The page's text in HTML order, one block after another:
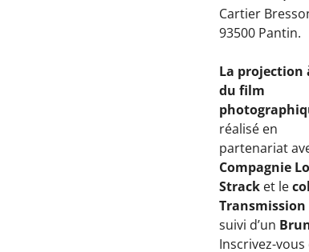
Cartier
93500 Pantin.
La projection
du film
réalisé en
partenariat
Compagnie
Strack et le
Transmission
suivi d’un
Inscrivez-vous